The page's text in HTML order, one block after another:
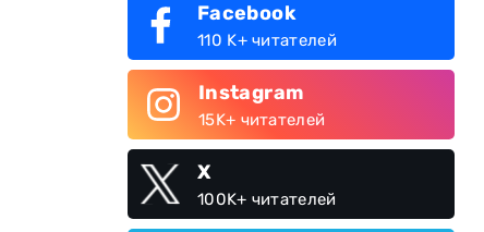
Facebook
110 K+ читателей
Instagram
15K+ читателей
X
100K+ читателей